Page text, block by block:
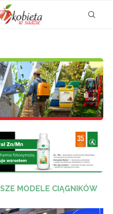
MODELE CIĄGNIKÓW